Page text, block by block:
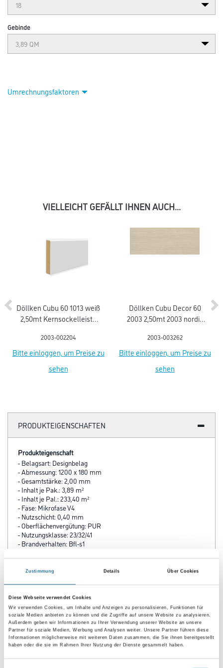
Zustimmung Details Über Cookies
Diese Webseite verwendet Cookies
Wir verwenden Cookies, um Inhalte und Anzeigen zu personalisieren, Funktionen für
soziale Medien anbieten zu können und die Zugriffe auf unsere Website zu analysieren.
Außerdem geben wir Informationen zu Ihrer Verwendung unserer Website an unsere
Partner für soziale Medien, Werbung und Analysen weiter. Unsere Partner führen diese
Informationen möglicherweise mit weiteren Daten zusammen, die Sie ihnen bereitgestellt
haben oder die sie im Rahmen Ihrer Nutzung der Dienste gesammelt haben.
Gebinde
Umrechnungsfaktoren
VIELLEICHT GEFÄLLT IHNEN AUCH...
Döllken Cubu 60 1013 weiß
2,50mt Kernsockelleiste
2003-002204
Bitte einloggen, um Preise zu
sehen
Döllken Cubu Decor 60
2003 2,50mt 2003 nordic
2003-003262
Bitte einloggen, um Preise zu
sehen
PRODUKTEIGENSCHAFTEN
Produkteigenschaft
- Belagsart: Designbelag
- Abmessung: 1200 x 180 mm
- Gesamtstärke: 2,00 mm
- Inhalt je Pak.: 3,89 m²
- Inhalt je Pal.: 233,40 m²
- Fase: Mikrofase V4
- Nutzschicht: 0,40 mm
- Oberflächenvergütung: PUR
- Nutzungsklasse: 23/32/41
- Brandverhalten: Bfl-s1
- Trittschalldämmung: 4 dB
- Fußbodenheizung: geeignet, max. 27 °C
ZUSATZINFOS
GEFAHRENHINWEISE